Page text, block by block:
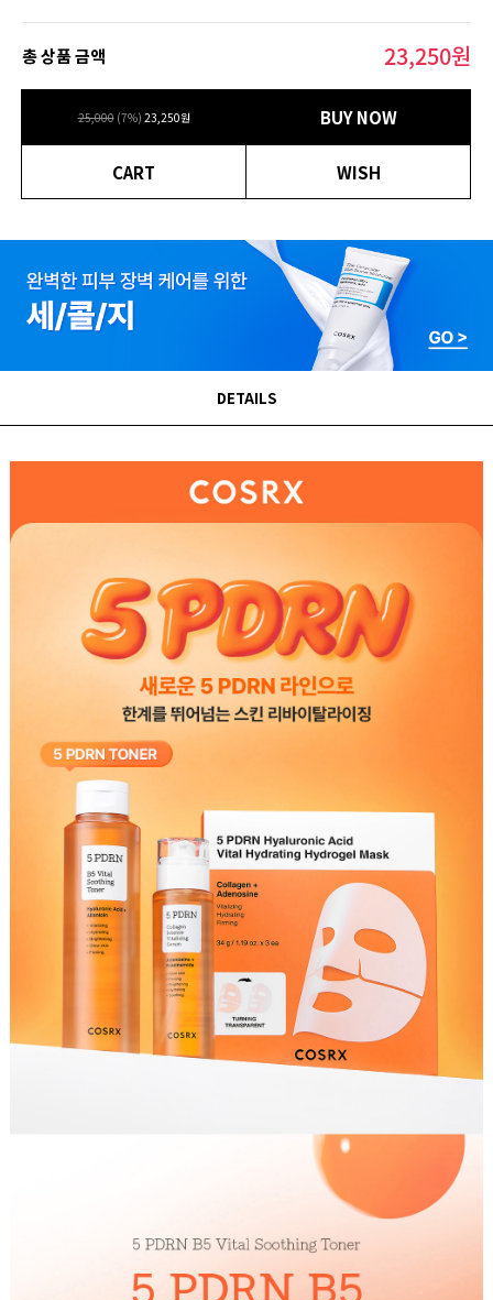
총 상품 금액 23,250원
25,000 (7%) 23,250원 BUY NOW
CART WISH
DETAILS